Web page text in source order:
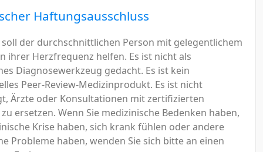
Haftungsausschluss
soll der durchschnittlichen Person mit gelegentlichem
ihrer Herzfrequenz helfen. Es ist nicht als
Diagnosewerkzeug gedacht. Es ist kein
Peer-Review-Medizinprodukt. Es ist nicht
Ärzte oder Konsultationen mit zertifizierten
ersetzen. Wenn Sie medizinische Bedenken haben,
Krise haben, sich krank fühlen oder andere
Probleme haben, wenden Sie sich bitte an einen